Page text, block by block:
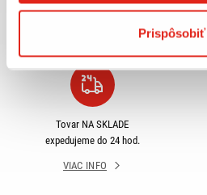
Prispôsobiť
odberu
Tovar NA SKLADE
expedujeme do 24 hod.
VIAC INFO